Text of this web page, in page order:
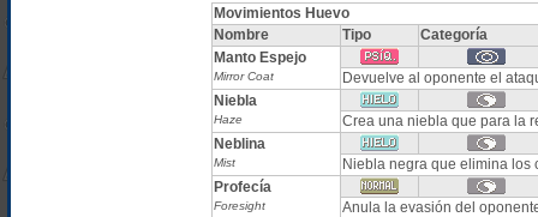
Movimientos Huevo
Nombre
Tipo
Categoría
Manto Espejo
Mirror Coat
Devuelve al oponente el
Niebla
Haze
Crea una niebla que para la
Neblina
Mist
Niebla negra que elimina los
Profecía
Foresight
Anula la evasión del